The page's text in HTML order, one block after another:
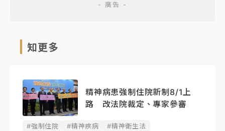
知更多
精神病患強制住院新制8/1上
路 改法院裁定、專家參審
#強制住院 #精神疾病 #精神衛生法